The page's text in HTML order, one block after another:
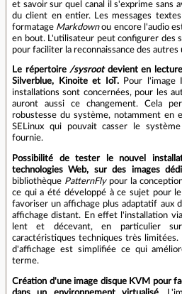
et savoir sur quel canal il s'exprime sans
du client en entier. Les messages
formatage Markdownou encore l'audio
en bout. L'utilisateur peut configurer des
pour faciliter la reconnaissance des autres
Le répertoire /sysrootdevient en lecture
Silverblue, Kinoite et IoT.Pour l'image
installations sont concernées, pour les
auront aussi ce changement. Cela
robustesse du système, notamment en
SELinux qui pouvait casser le
fournie.
Possibilité de tester le nouvel
technologies Web, sur des images
bibliothèque PatternFlypour la
ce qui a été développé à ce sujet pour
favoriser un affichage plus adaptatif aux
affichage distant. En effet l'installation
lent et décevant, en particulier
caractéristiques techniques très
d'affichage est simplifiée ce qui
terme.
Création d'une image disque KVM pour